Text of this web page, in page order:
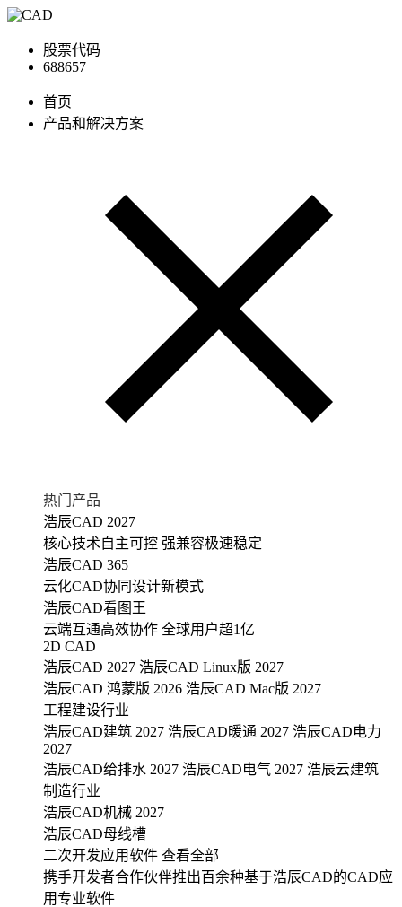
股票代码
688657
首页
产品和解决方案
热门产品
浩辰CAD 2027
核心技术自主可控 强兼容极速稳定
浩辰CAD 365
云化CAD协同设计新模式
浩辰CAD看图王
云端互通高效协作 全球用户超1亿
2D CAD
浩辰CAD 2027 浩辰CAD Linux版 2027
浩辰CAD 鸿蒙版 2026 浩辰CAD Mac版 2027
工程建设行业
浩辰CAD建筑 2027 浩辰CAD暖通 2027 浩辰CAD电力
2027
浩辰CAD给排水 2027 浩辰CAD电气 2027 浩辰云建筑
制造行业
浩辰CAD机械 2027
浩辰CAD母线槽
二次开发应用软件 查看全部
携手开发者合作伙伴推出百余种基于浩辰CAD的CAD应
用专业软件